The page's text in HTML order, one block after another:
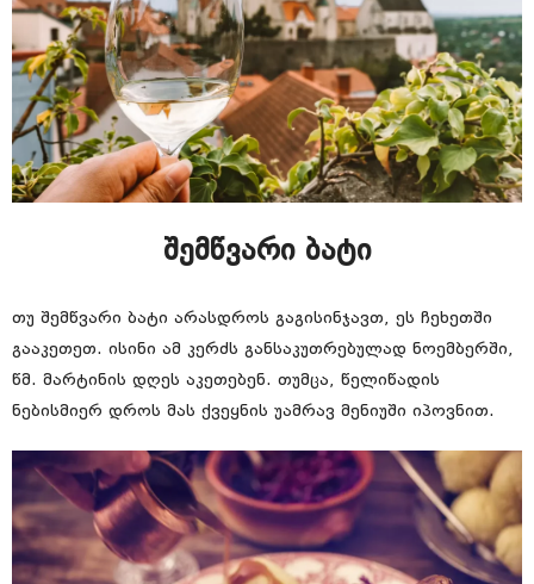
შემწვარი ბატი
თუ შემწვარი ბატი არასდროს გაგისინჯავთ, ეს ჩეხეთში
გააკეთეთ. ისინი ამ კერძს განსაკუთრებულად ნოემბერში,
წმ. მარტინის დღეს აკეთებენ. თუმცა, წელიწადის
ნებისმიერ დროს მას ქვეყნის უამრავ მენიუში იპოვნით.